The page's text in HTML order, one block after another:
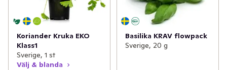
Koriander Kruka EKO
Klass1
Sverige, 1 st
Välj & blanda
Basilika KRAV flowpack
Sverige, 20 g